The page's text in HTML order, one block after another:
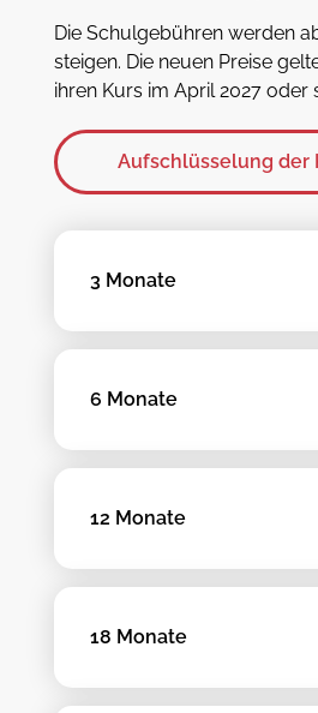
3 Monate
6 Monate
12 Monate
18 Monate
Die Schulgebühren werden
steigen. Die neuen Preise
ihren Kurs im April 2027 oder
Aufschlüsselung der